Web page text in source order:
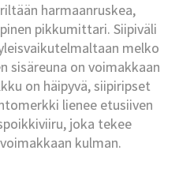
harmaanruskea,
pikkumittari. Siipiväli
melko
sisäreuna on voimakkaan
on häipyvä, siipiripset
lienee etusiiven
joka tekee
kulman.